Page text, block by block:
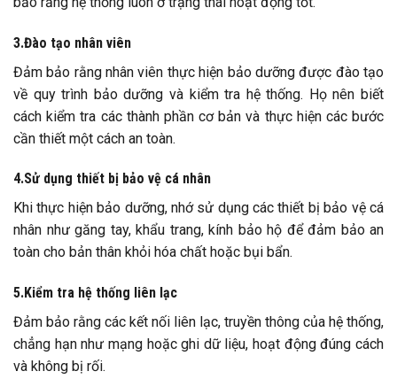
3.Đào tạo nhân viên
Đảm bảo rằng nhân viên thực hiện bảo dưỡng được đào tạo
về quy trình bảo dưỡng và kiểm tra hệ thống. Họ nên biết
cách kiểm tra các thành phần cơ bản và thực hiện các bước
cần thiết một cách an toàn.
4.Sử dụng thiết bị bảo vệ cá nhân
Khi thực hiện bảo dưỡng, nhớ sử dụng các thiết bị bảo vệ cá
nhân như găng tay, khẩu trang, kính bảo hộ để đảm bảo an
toàn cho bản thân khỏi hóa chất hoặc bụi bẩn.
5.Kiểm tra hệ thống liên lạc
Đảm bảo rằng các kết nối liên lạc, truyền thông của hệ thống,
chẳng hạn như mạng hoặc ghi dữ liệu, hoạt động đúng cách
và không bị rối.